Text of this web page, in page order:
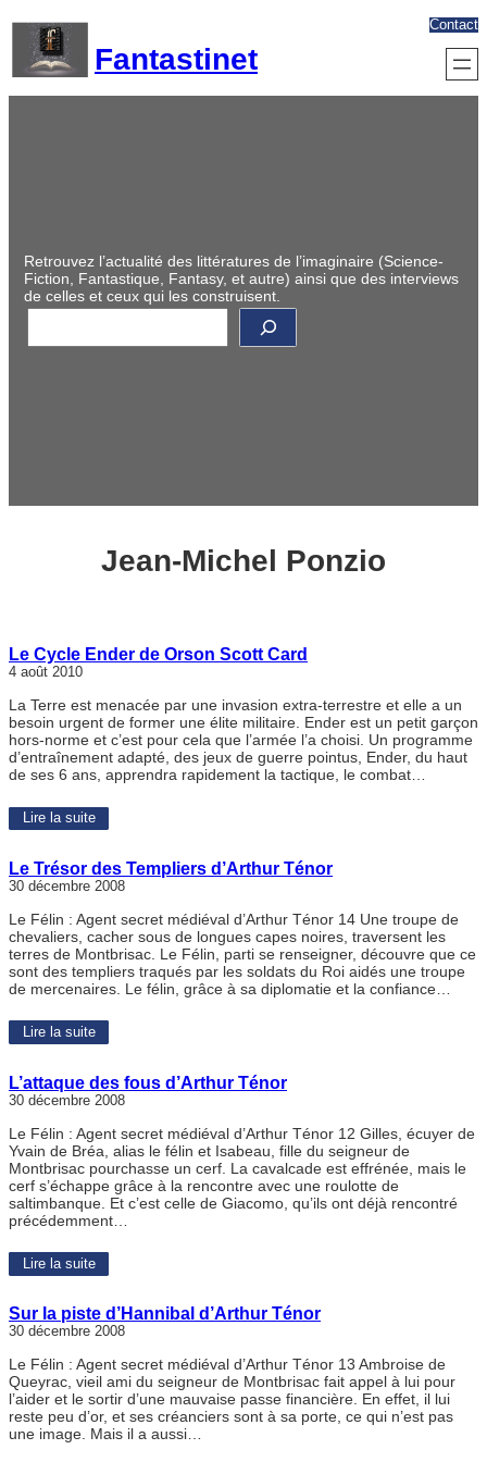
contenu
Fantastinet
Contact
Retrouvez l’actualité des littératures de l’imaginaire (Science-
Fiction, Fantastique, Fantasy, et autre) ainsi que des interviews
de celles et ceux qui les construisent.
R
c
Jean-Michel Ponzio
Le Cycle Ender de Orson Scott Card
4 août 2010
La Terre est menacée par une invasion extra-terrestre et elle a un
besoin urgent de former une élite militaire. Ender est un petit garçon
hors-norme et c’est pour cela que l’armée l’a choisi. Un programme
d’entraînement adapté, des jeux de guerre pointus, Ender, du haut
de ses 6 ans, apprendra rapidement la tactique, le combat…
Lire la suite
Le Trésor des Templiers d’Arthur Ténor
30 décembre 2008
Le Félin : Agent secret médiéval d’Arthur Ténor 14 Une troupe de
chevaliers, cacher sous de longues capes noires, traversent les
terres de Montbrisac. Le Félin, parti se renseigner, découvre que ce
sont des templiers traqués par les soldats du Roi aidés une troupe
de mercenaires. Le félin, grâce à sa diplomatie et la confiance…
Lire la suite
L’attaque des fous d’Arthur Ténor
30 décembre 2008
Le Félin : Agent secret médiéval d’Arthur Ténor 12 Gilles, écuyer de
Yvain de Bréa, alias le félin et Isabeau, fille du seigneur de
Montbrisac pourchasse un cerf. La cavalcade est effrénée, mais le
cerf s’échappe grâce à la rencontre avec une roulotte de
saltimbanque. Et c’est celle de Giacomo, qu’ils ont déjà rencontré
précédemment…
Lire la suite
Sur la piste d’Hannibal d’Arthur Ténor
30 décembre 2008
Le Félin : Agent secret médiéval d’Arthur Ténor 13 Ambroise de
Queyrac, vieil ami du seigneur de Montbrisac fait appel à lui pour
l’aider et le sortir d’une mauvaise passe financière. En effet, il lui
reste peu d’or, et ses créanciers sont à sa porte, ce qui n’est pas
une image. Mais il a aussi…